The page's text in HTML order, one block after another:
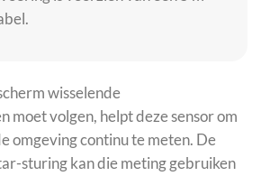
wisselende
moet volgen, helpt deze sensor om
omgeving continu te meten. De
sturing kan die meting gebruiken